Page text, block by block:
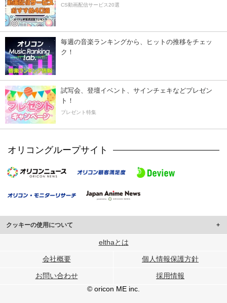
CS動画配信サービス20選
毎週の音楽ランキングから、ヒットの推移をチェッ
ク！
試写会、登壇イベント、サインチェキなどプレゼン
ト！
プレゼント特集
オリコングループサイト
クッキーの使用について
このサイトでは Cookie を使用して、ユーザーに合わせたコンテンツや広告の
行っています。
メディアや広告配信、データ解析の各パートナーに提供しています。
各パートナーは、この情報とユーザーが各パートナーに提供した他の情報や、
ユーザーが各パートナーのサービスを使用したときに収集した他の情報を組み
elthaとは
会社概要 個人情報保護方針
お問い合わせ
採用情報
© oricon ME inc.